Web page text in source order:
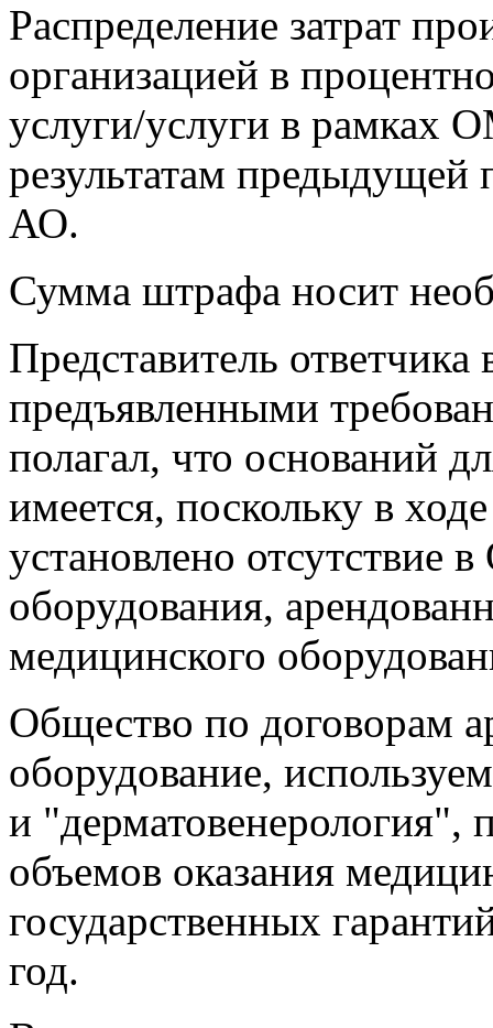
Распределение затрат
организацией в
услуги/услуги в рамках
результатам
АО.
Сумма штрафа носит
Представитель ответчика
предъявленными
полагал, что оснований
имеется, поскольку в
установлено
оборудования,
медицинского
Общество по договорам
оборудование,
и "дерматовенерология",
объемов оказания
государственных
год.